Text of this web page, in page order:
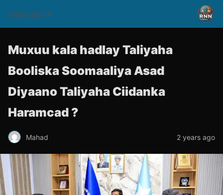
rnnsomalitv
Muxuu kala hadlay Taliyaha
Booliska Soomaaliya Asad
Diyaano Taliyaha Ciidanka
Haramcad ?
Mahad 2 years ago